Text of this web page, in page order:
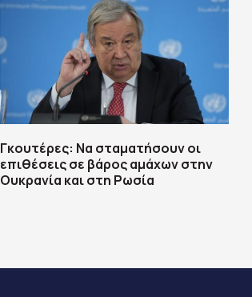
Γκουτέρες: Να σταματήσουν οι
επιθέσεις σε βάρος αμάχων στην
Ουκρανία και στη Ρωσία